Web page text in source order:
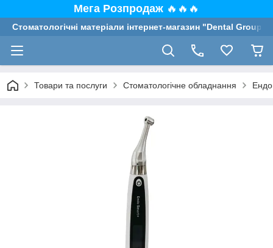
Мега Розпродаж 🔥🔥🔥
Стоматологічні матеріали інтернет-магазин "Dental Group"
Товари та послуги Стоматологічне обладнання